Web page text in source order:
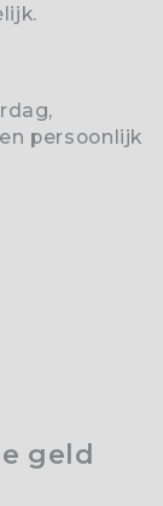
persoonlijk
geld